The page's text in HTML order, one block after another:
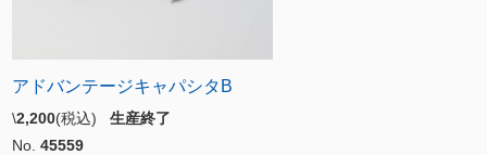
アドバンテージキャパシタB
\2,200(税込) 生産終了
No. 45559